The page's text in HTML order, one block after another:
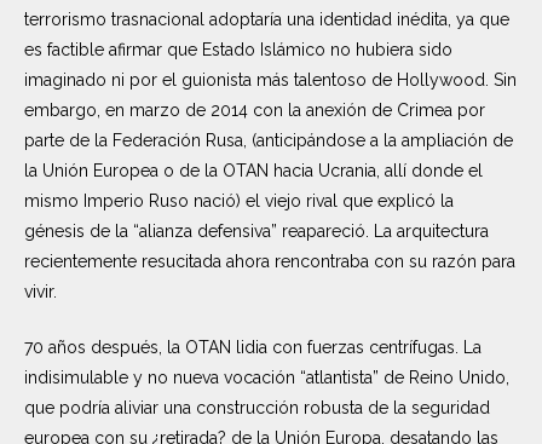
terrorismo trasnacional adoptaría una identidad inédita, ya que
es factible afirmar que Estado Islámico no hubiera sido
imaginado ni por el guionista más talentoso de Hollywood. Sin
embargo, en marzo de 2014 con la anexión de Crimea por
parte de la Federación Rusa, (anticipándose a la ampliación de
la Unión Europea o de la OTAN hacia Ucrania, allí donde el
mismo Imperio Ruso nació) el viejo rival que explicó la
génesis de la “alianza defensiva” reapareció. La arquitectura
recientemente resucitada ahora rencontraba con su razón para
vivir.
70 años después, la OTAN lidia con fuerzas centrífugas. La
indisimulable y no nueva vocación “atlantista” de Reino Unido,
que podría aliviar una construcción robusta de la seguridad
europea con su ¿retirada? de la Unión Europa, desatando las